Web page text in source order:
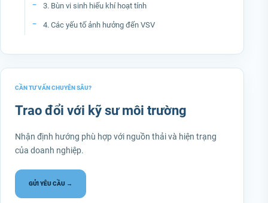
3. Bùn vi sinh hiếu khí hoạt tính
4. Các yếu tố ảnh hưởng đến VSV
CẦN TƯ VẤN CHUYÊN SÂU?
Trao đổi với kỹ sư môi trường
Nhận định hướng phù hợp với nguồn thải và hiện trạng
của doanh nghiệp.
GỬI YÊU CẦU →